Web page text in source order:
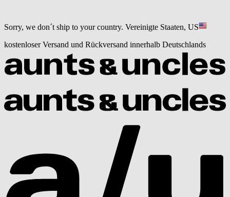
Sorry, we don´t ship to your country. Vereinigte Staaten, US
kostenloser Versand und Rückversand innerhalb Deutschlands